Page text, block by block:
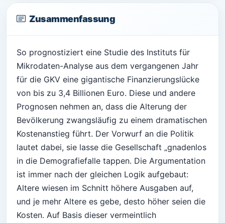
Zusammenfassung
So prognostiziert eine Studie des Instituts für
Mikrodaten-Analyse aus dem vergangenen Jahr
für die GKV eine gigantische Finanzierungslücke
von bis zu 3,4 Billionen Euro. Diese und andere
Prognosen nehmen an, dass die Alterung der
Bevölkerung zwangsläufig zu einem dramatischen
Kostenanstieg führt. Der Vorwurf an die Politik
lautet dabei, sie lasse die Gesellschaft „gnadenlos
in die Demografiefalle tappen. Die Argumentation
ist immer nach der gleichen Logik aufgebaut:
Altere wiesen im Schnitt höhere Ausgaben auf,
und je mehr Altere es gebe, desto höher seien die
Kosten. Auf Basis dieser vermeintlich